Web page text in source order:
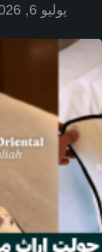
يوليو 6, 2026